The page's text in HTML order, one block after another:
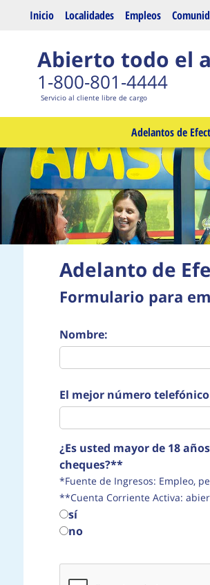
Saltar al contenido principal
Inicio Localidades Empleos
Abierto todo el
1-800-801-4444
Servicio al cliente libre de cargo
Adelantos de
Adelanto de
Formulario para
Nombre:
El mejor número
¿Es usted mayor de 18
cheques?**
*Fuente de
**Cuenta Corriente Activa:
sí
no